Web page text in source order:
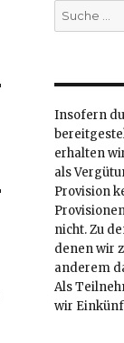
Suche
nach:
Insofern
erhalten
als
Provision
nicht. Zu
denen wir
anderem
Als
wir